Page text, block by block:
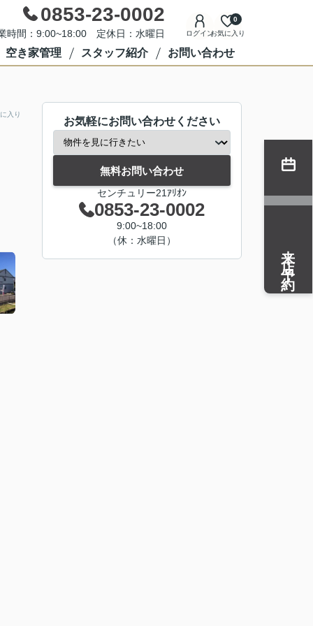
0853-23-0002
時間：9:00~18:00 定休日：水曜日 ログインお気に入り
0
空き家管理 スタッフ紹介 お問い合わせ
入り
お気軽にお問い合わせください
無料お問い合わせ
センチュリー21ｱﾘｵﾝ
0853-23-0002
9:00~18:00
（休：水曜日）
来店予約